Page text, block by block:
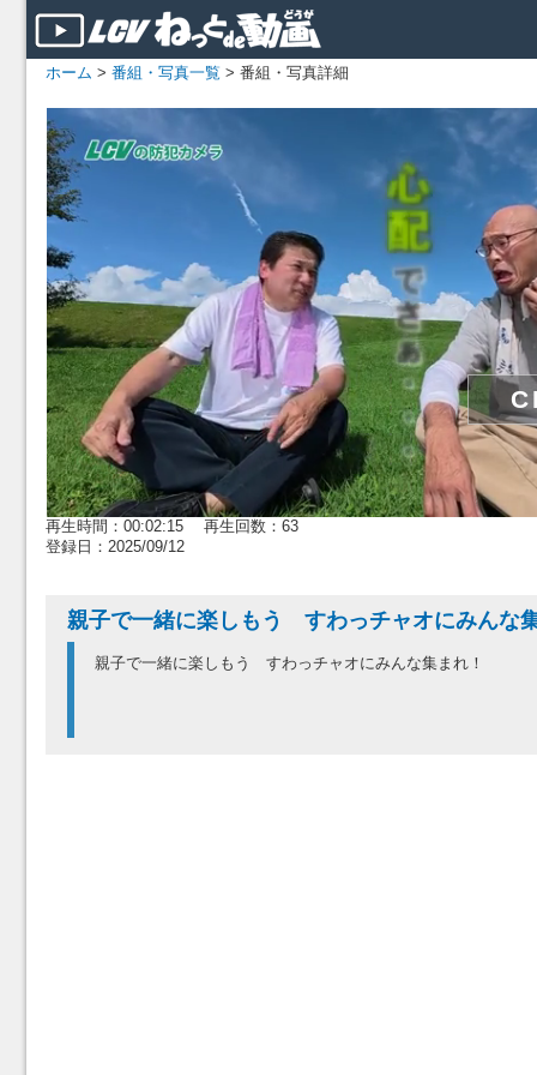
ホーム > 番組・写真一覧 > 番組・写真詳細
再生時間：00:02:15 再生回数：63
登録日：2025/09/12
親子で一緒に楽しもう すわっチャオにみん
親子で一緒に楽しもう すわっチャオにみんな集まれ！